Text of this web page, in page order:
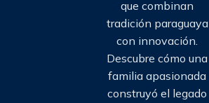
que combinan
tradición paraguaya
con innovación.
Descubre cómo una
familia apasionada
construyó el legado